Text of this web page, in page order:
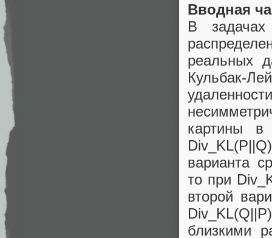
Вводная
В задачах
реальных
Кульбак-
картины
варианта
то при
второй
близкими